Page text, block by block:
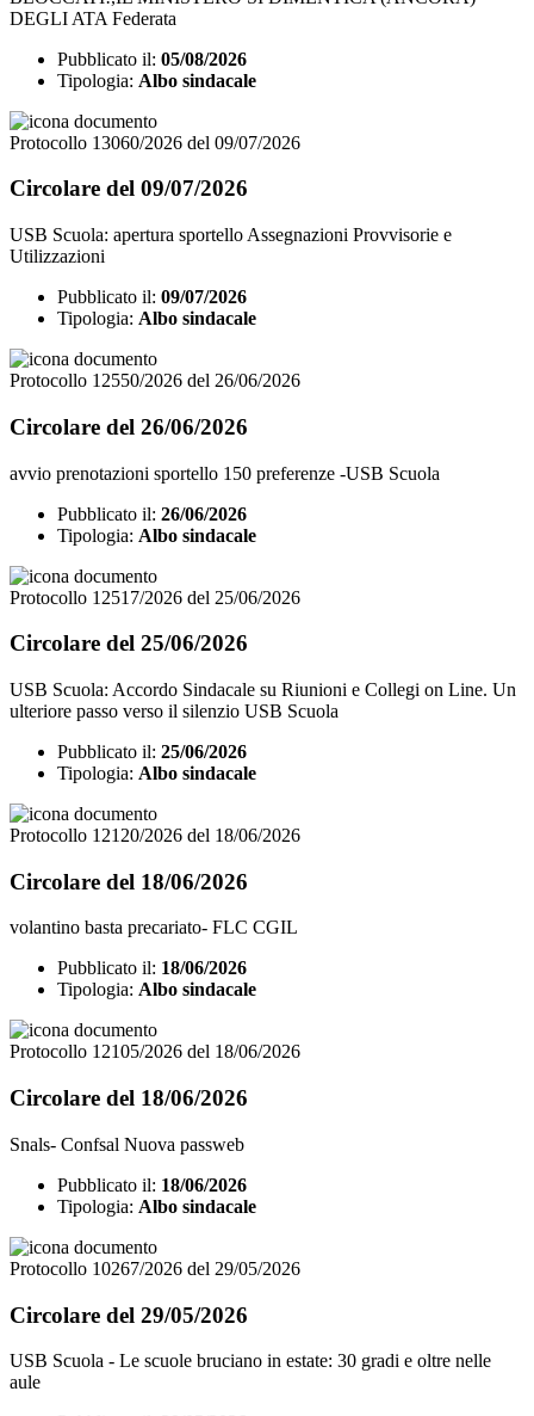
DEGLI ATA Federata
Pubblicato il: 05/08/2026
Tipologia: Albo sindacale
Protocollo 13060/2026 del 09/07/2026
Circolare del 09/07/2026
USB Scuola: apertura sportello Assegnazioni Provvisorie e
Utilizzazioni
Pubblicato il: 09/07/2026
Tipologia: Albo sindacale
Protocollo 12550/2026 del 26/06/2026
Circolare del 26/06/2026
avvio prenotazioni sportello 150 preferenze -USB Scuola
Pubblicato il: 26/06/2026
Tipologia: Albo sindacale
Protocollo 12517/2026 del 25/06/2026
Circolare del 25/06/2026
USB Scuola: Accordo Sindacale su Riunioni e Collegi on Line. Un
ulteriore passo verso il silenzio USB Scuola
Pubblicato il: 25/06/2026
Tipologia: Albo sindacale
Protocollo 12120/2026 del 18/06/2026
Circolare del 18/06/2026
volantino basta precariato- FLC CGIL
Pubblicato il: 18/06/2026
Tipologia: Albo sindacale
Protocollo 12105/2026 del 18/06/2026
Circolare del 18/06/2026
Snals- Confsal Nuova passweb
Pubblicato il: 18/06/2026
Tipologia: Albo sindacale
Protocollo 10267/2026 del 29/05/2026
Circolare del 29/05/2026
USB Scuola - Le scuole bruciano in estate: 30 gradi e oltre nelle
aule